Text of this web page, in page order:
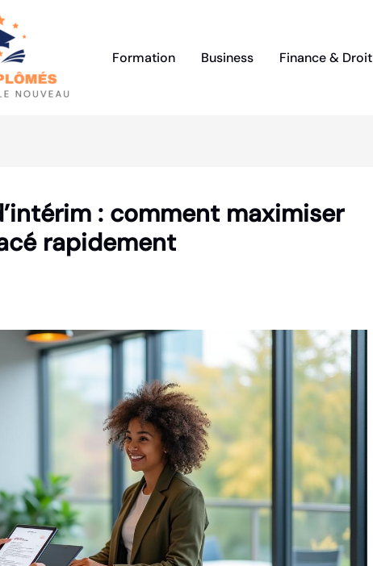
Formation Business Finance & Droit
: comment maximiser
rapidement